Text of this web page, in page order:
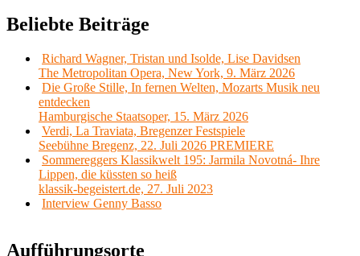
Beliebte Beiträge
Richard Wagner, Tristan und Isolde, Lise Davidsen
The Metropolitan Opera, New York, 9. März 2026
Die Große Stille, In fernen Welten, Mozarts Musik neu
entdecken
Hamburgische Staatsoper, 15. März 2026
Verdi, La Traviata, Bregenzer Festspiele
Seebühne Bregenz, 22. Juli 2026 PREMIERE
Sommereggers Klassikwelt 195: Jarmila Novotná- Ihre
Lippen, die küssten so heiß
klassik-begeistert.de, 27. Juli 2023
Interview Genny Basso
Aufführungsorte